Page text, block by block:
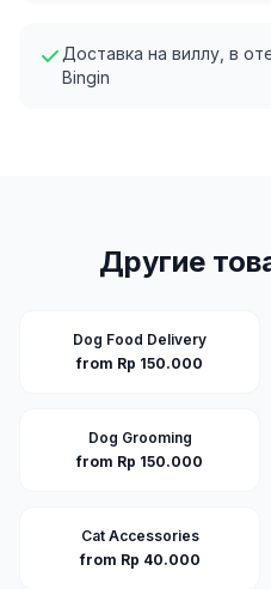
Доставка на виллу, в
Bingin
Другие
Dog Food Delivery
from Rp 150.000
Dog Grooming
from Rp 150.000
Cat Accessories
from Rp 40.000